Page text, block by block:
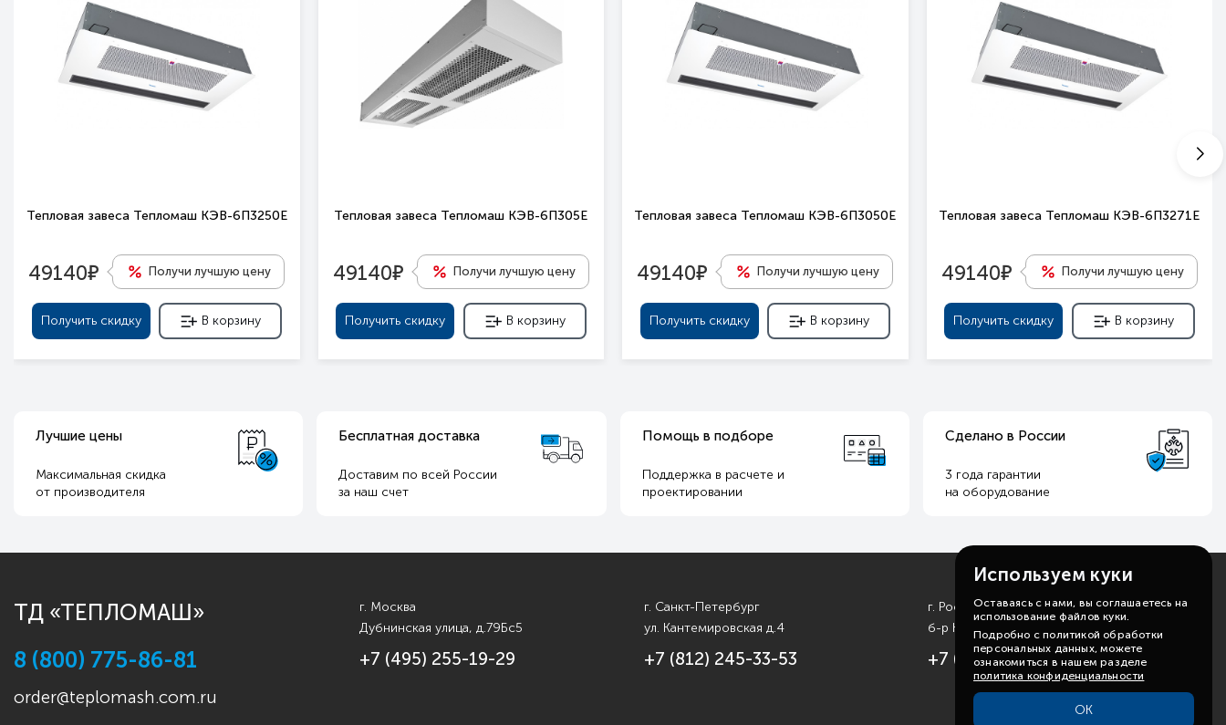
Тепловая завеса Тепломаш КЭВ-6П3250Е
49140е Получи лучшую цену
Получить скидку В корзину
Тепловая завеса Тепломаш КЭВ-6П305Е
49140е Получи лучшую цену
Получить скидку В корзину
Тепловая завеса Тепломаш КЭВ-6П3050Е
49140е Получи лучшую цену
Получить скидку В корзину
Тепловая завеса Тепломаш КЭВ-6П3271Е
49140е Получи лучшую цену
Получить скидку В корзину
Лучшие цены
Максимальная скидка
от производителя
Бесплатная доставка
Доставим по всей России
за наш счет
Помощь в подборе
Поддержка в расчете и
проектировании
Сделано в России
3 года гарантии
на оборудование
ТД «ТЕПЛОМАШ»
8 (800) 775-86-81
order@teplomash.com.ru
г. Москва
Дубнинская улица, д.79Бс5
+7 (495) 255-19-29
г. Санкт-Петербург
ул. Кантемировская д.4
+7 (812) 245-33-53
г. Ростов-на-Дону
б-р Комарова, д. 11
+7 (863) 310-99-19
Используем куки
Оставаясь с нами, вы соглашаетесь на
использование файлов куки.
Подробно с политикой обработки
персональных данных, можете
ознакомиться в нашем разделе
политика конфиденциальности
ОК